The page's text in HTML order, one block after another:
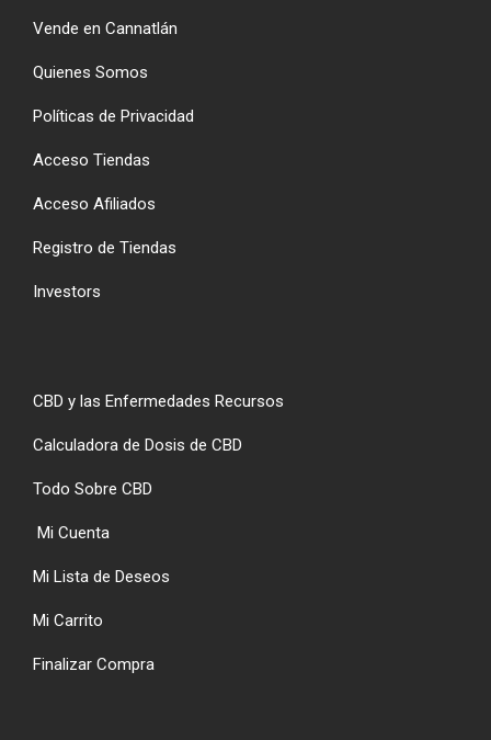
Vende en Cannatlán
Quienes Somos
Políticas de Privacidad
Acceso Tiendas
Acceso Afiliados
Registro de Tiendas
Investors
CBD y las Enfermedades Recursos
Calculadora de Dosis de CBD
Todo Sobre CBD
Mi Cuenta
Mi Lista de Deseos
Mi Carrito
Finalizar Compra